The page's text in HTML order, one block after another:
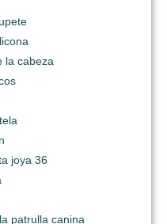
la cabeza
joya 36
patrulla canina